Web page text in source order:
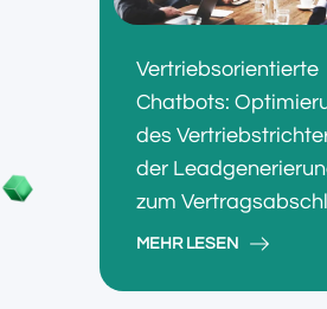
Vertriebsorientierte
Chatbots:
des
der
zum
MEHR LESEN